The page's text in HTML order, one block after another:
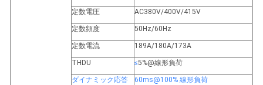
定数電圧 AC380V/400V/415V
定数頻度 50Hz/60Hz
定数電流 189A/180A/173A
THDU ≤5%@線形負荷
ダイナミック応答
60ms@100% 線形負荷